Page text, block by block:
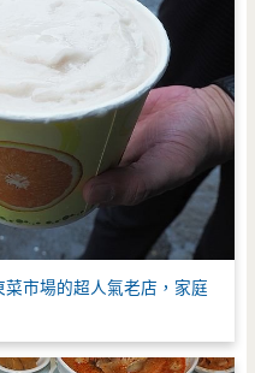
市場的超人氣老店，家庭